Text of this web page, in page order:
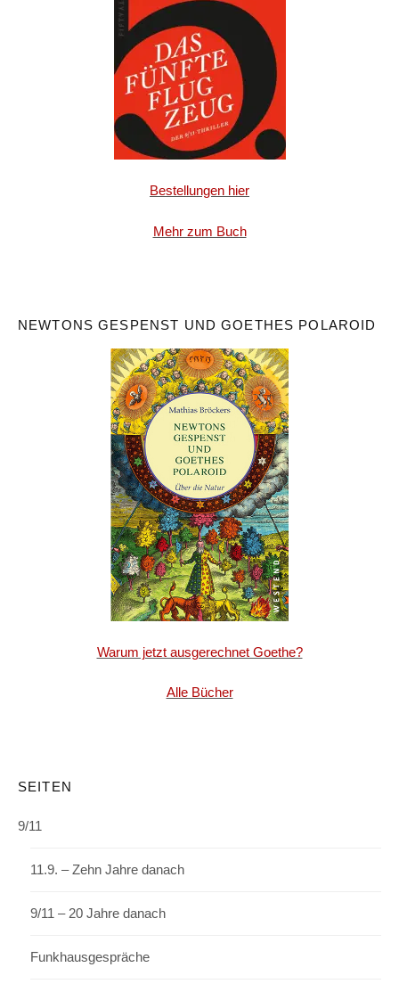
Bestellungen hier
Mehr zum Buch
NEWTONS GESPENST UND GOETHES POLAROID
Warum jetzt ausgerechnet Goethe?
Alle Bücher
SEITEN
9/11
11.9. – Zehn Jahre danach
9/11 – 20 Jahre danach
Funkhausgespräche